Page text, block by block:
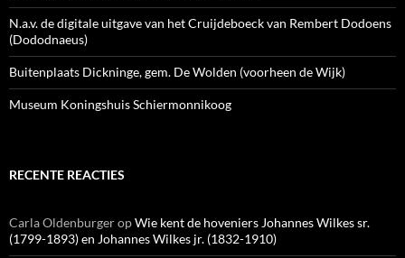
N.a.v. de digitale uitgave van het Cruijdeboeck van Rembert Dodoens
(Dododnaeus)
Buitenplaats Dickninge, gem. De Wolden (voorheen de Wijk)
Museum Koningshuis Schiermonnikoog
RECENTE REACTIES
Carla OldenburgeropWie kent de hoveniers Johannes Wilkes sr.
(1799-1893) en Johannes Wilkes jr. (1832-1910)